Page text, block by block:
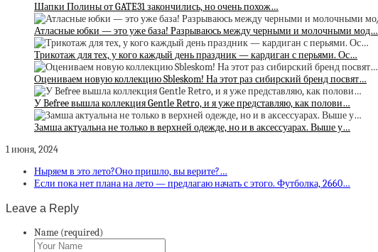
Шапки Полины от GATE31 закончились, но очень похож…
Атласные юбки — это уже база! Разрываюсь между черными и молочными мод…
Трикотаж для тех, у кого каждый день праздник — кардиган с перьями. Ос…
Оцениваем новую коллекцию Sbleskom! На этот раз сибирский бренд посвят…
У Befree вышла коллекция Gentle Retro, и я уже представляю, как полови…
Замша актуальна не только в верхней одежде, но и в аксессуарах. Выше у…
1 июня, 2024
Ныряем в это лето?Оно пришло, вы верите?…
Если пока нет плана на лето — предлагаю начать с этого. Футболка, 2660…
Leave a Reply
Name (required)